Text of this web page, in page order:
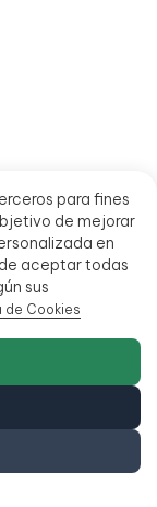
para fines
de mejorar
en
aceptar todas
sus
de Cookies